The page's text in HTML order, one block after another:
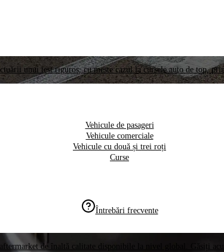
unui test riguros, cu meste cazul la cursele auto de top,
Vehicule de pasageri
Vehicule comerciale
Vehicule cu două și trei roți
Curse
Întrebări frecvente
de înaltă calitate disponibile la nivel global. Găsiți